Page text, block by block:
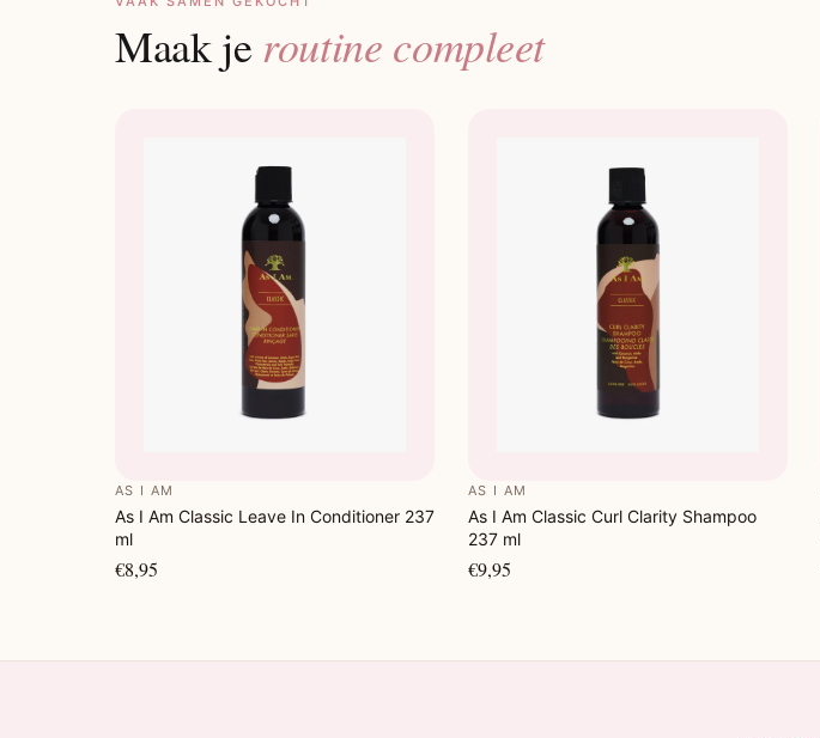
Maak je routine compleet
AS I AM
As I Am Classic Leave In Conditioner 237
ml
€8,95
AS I AM
As I Am Classic Curl Clarity Shampoo
237 ml
€9,95